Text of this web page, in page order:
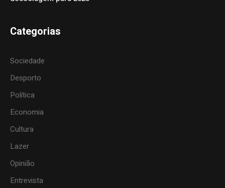
Categorias
Sociedade
Desporto
Política
Economia
Cultura
Lazer
Opinião
Entrevista